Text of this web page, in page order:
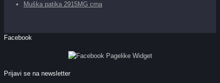
Muška patika 2915MG crna
Facebook
Prijavi se na newsletter